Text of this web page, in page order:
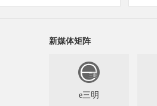
新媒体矩阵
e三明